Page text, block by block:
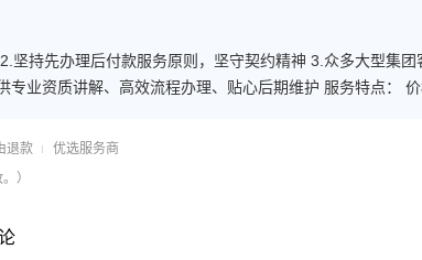
坚持先办理后付款服务原则，坚守契约精神 3.众多大型集团
业资质讲解、高效流程办理、贴心后期维护 服务特点： 价
客户方便。 服务公约： 客户为尊，以礼相待； 诚信为本，
退款
优选服务商
）